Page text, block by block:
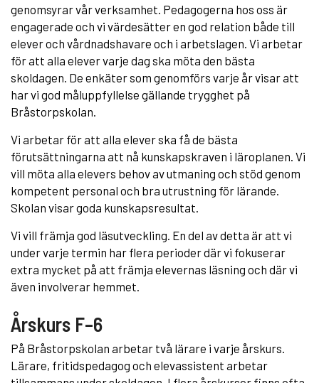
genomsyrar vår verksamhet. Pedagogerna hos oss är
engagerade och vi värdesätter en god relation både till
elever och vårdnadshavare och i arbetslagen. Vi arbetar
för att alla elever varje dag ska möta den bästa
skoldagen. De enkäter som genomförs varje år visar att
har vi god måluppfyllelse gällande trygghet på
Bråstorpskolan.
Vi arbetar för att alla elever ska få de bästa
förutsättningarna att nå kunskapskraven i läroplanen. Vi
vill möta alla elevers behov av utmaning och stöd genom
kompetent personal och bra utrustning för lärande.
Skolan visar goda kunskapsresultat.
Vi vill främja god läsutveckling. En del av detta är att vi
under varje termin har flera perioder där vi fokuserar
extra mycket på att främja elevernas läsning och där vi
även involverar hemmet.
Årskurs F–6
På Bråstorpskolan arbetar två lärare i varje årskurs.
Lärare, fritidspedagog och elevassistent arbetar